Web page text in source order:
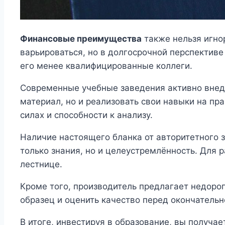
Финансовые преимущества также нельзя
варьироваться, но в долгосрочной
его менее квалифицированные коллеги.
Современные учебные заведения активно
материал, но и реализовать свои навыки на
силах и способности к анализу.
Наличие настоящего бланка от
только знания, но и целеустремлённость. Для
лестнице.
Кроме того, производитель предлагает
образец и оценить качество перед
В итоге, инвестируя в образование, вы